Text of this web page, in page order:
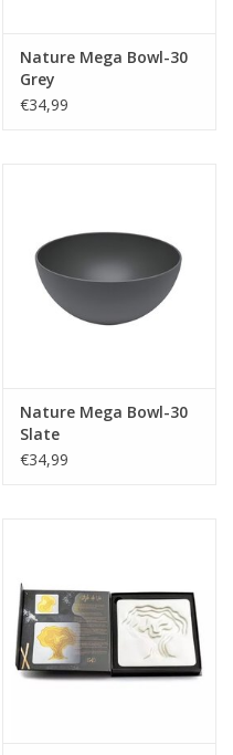
Nature Mega Bowl-30
Grey
€34,99
Nature Mega Bowl-30
Slate
€34,99